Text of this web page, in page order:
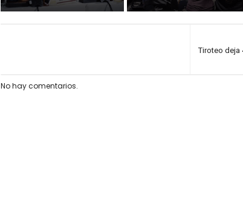
Tiroteo deja
No hay comentarios.